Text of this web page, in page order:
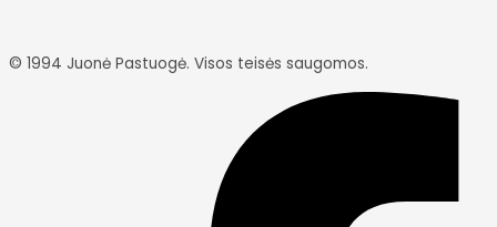
© 1994 Juonė Pastuogė. Visos teisės saugomos.